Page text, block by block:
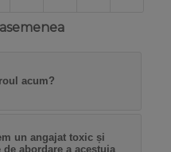
acum?
un angajat toxic și
abordare a acestuia